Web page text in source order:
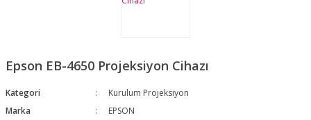
Epson EB-4650 Projeksiyon Cihazı
Kategori
Kurulum Projeksiyon
Marka
EPSON